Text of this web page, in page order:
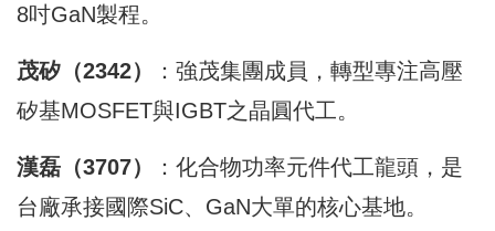
8吋GaN製程。
茂矽（2342）
：強茂集團成員，轉型專注高壓
矽基MOSFET與IGBT之晶圓代工。
漢磊（3707）
：化合物功率元件代工龍頭，是
台廠承接國際SiC、GaN大單的核心基地。